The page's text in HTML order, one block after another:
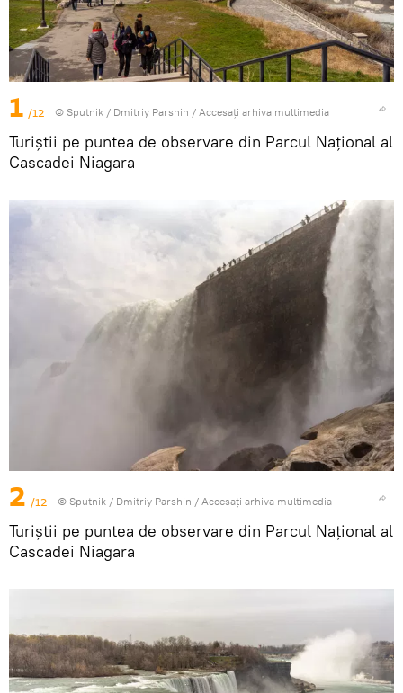
1 /12 © Sputnik / Dmitriy Parshin / Accesați arhiva multimedia
Turiștii pe puntea de observare din Parcul Național al
Cascadei Niagara
2 /12 © Sputnik / Dmitriy Parshin / Accesați arhiva multimedia
Turiștii pe puntea de observare din Parcul Național al
Cascadei Niagara